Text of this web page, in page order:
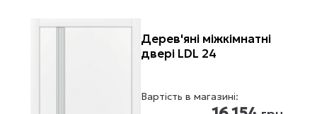
Дерев'яні міжкімнатні
двері LDL 24
Вартість в магазині: